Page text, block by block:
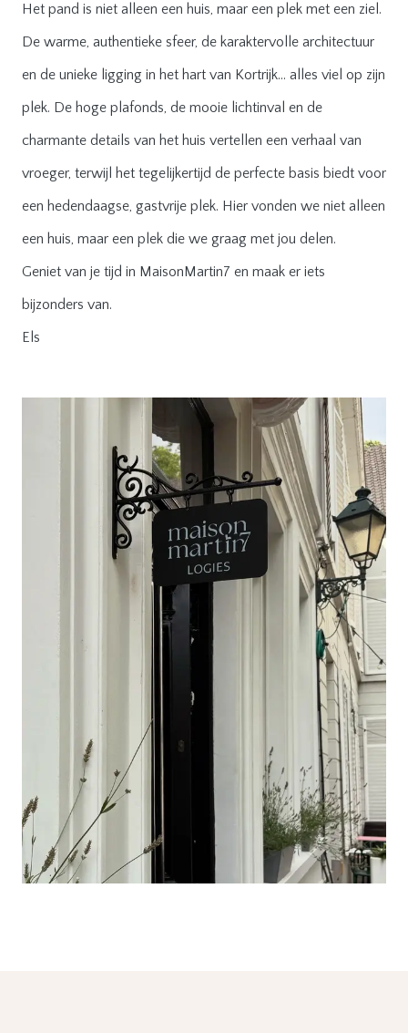
Het pand is niet alleen een huis, maar een plek met een ziel.
De warme, authentieke sfeer, de karaktervolle architectuur
en de unieke ligging in het hart van Kortrijk… alles viel op zijn
plek. De hoge plafonds, de mooie lichtinval en de
charmante details van het huis vertellen een verhaal van
vroeger, terwijl het tegelijkertijd de perfecte basis biedt voor
een hedendaagse, gastvrije plek. Hier vonden we niet alleen
een huis, maar een plek die we graag met jou delen.
Geniet van je tijd in MaisonMartin7 en maak er iets
bijzonders van.
Els